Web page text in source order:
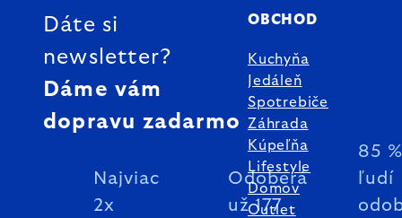
Dáte si
newsletter?
Dáme vám
dopravu zadarmo
Najviac
2x
Odoberá
už 177
85 %
ľudí
OBCHOD
Kuchyňa
Jedáleň
Spotrebiče
Záhrada
Kúpeľňa
Lifestyle
Domov
Outlet